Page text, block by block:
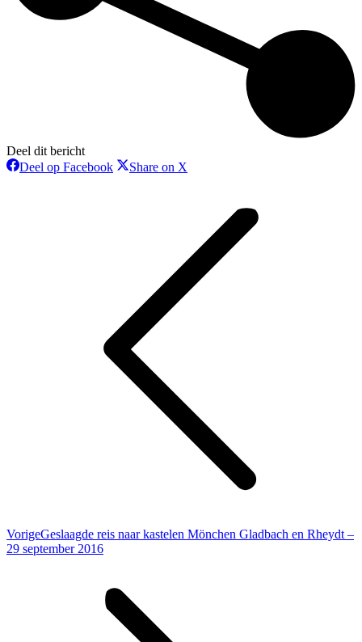
Deel dit bericht
Deel op FacebookDeelShare on X
VorigeVorig
bericht
Geslaagde reis naar kastelen Mönchen Gladbach en Rheydt –
29 september 2016